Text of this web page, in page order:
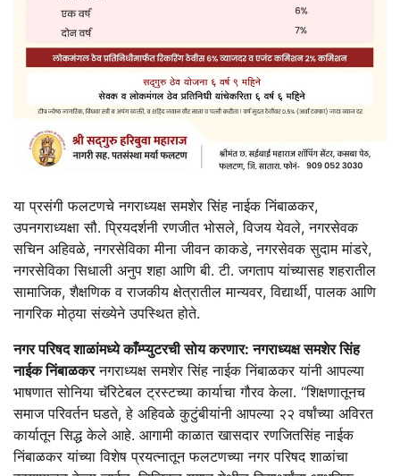
या प्रसंगी फलटणचे नगराध्यक्ष समशेर सिंह नाईक निंबाळकर,
उपनगराध्यक्षा सौ. प्रियदर्शनी रणजीत भोसले, विजय येवले, नगरसेवक
सचिन अहिवळे, नगरसेविका मीना जीवन काकडे, नगरसेवक सुदाम मांडरे,
नगरसेविका सिधाली अनुप शहा आणि बी. टी. जगताप यांच्यासह शहरातील
सामाजिक, शैक्षणिक व राजकीय क्षेत्रातील मान्यवर, विद्यार्थी, पालक आणि
नागरिक मोठ्या संख्येने उपस्थित होते.
नगर परिषद शाळांमध्ये काँम्प्युटरची सोय करणार: नगराध्यक्ष समशेर सिंह
नाईक निंबाळकरनगराध्यक्ष समशेर सिंह नाईक निंबाळकर यांनी आपल्या
भाषणात सोनिया चॅरिटेबल ट्रस्टच्या कार्याचा गौरव केला. “शिक्षणातूनच
समाज परिवर्तन घडते, हे अहिवळे कुटुंबीयांनी आपल्या २२ वर्षांच्या अविरत
कार्यातून सिद्ध केले आहे. आगामी काळात खासदार रणजितसिंह नाईक
निंबाळकर यांच्या विशेष प्रयत्नातून फलटणच्या नगर परिषद शाळांचा